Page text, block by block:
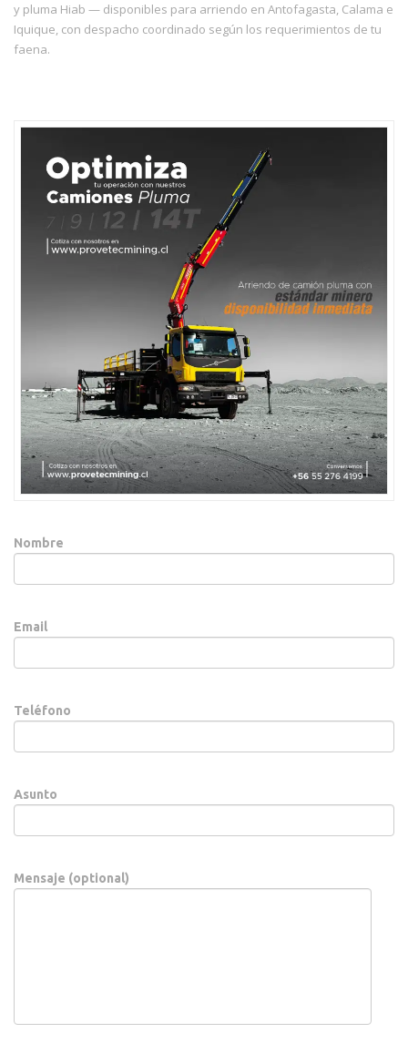
y pluma Hiab — disponibles para arriendo en Antofagasta, Calama e
Iquique, con despacho coordinado según los requerimientos de tu
faena.
Nombre
Email
Teléfono
Asunto
Mensaje (optional)